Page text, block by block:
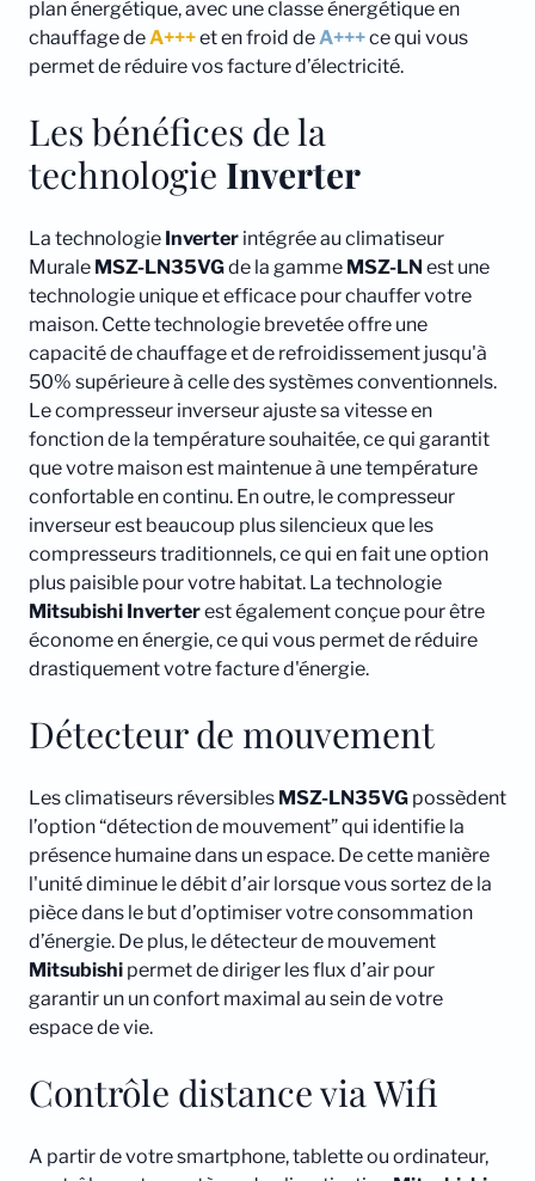
plan énergétique, avec une classe énergétique en
chauffage deA+++et en froid deA+++ce qui vous
permet de réduire vos facture d’électricité.
Les bénéfices de la
technologie Inverter
La technologie Inverter intégrée au climatiseur
Murale MSZ-LN35VGde la gamme MSZ-LN est une
technologie unique et efficace pour chauffer votre
maison. Cette technologie brevetée offre une
capacité de chauffage et de refroidissement jusqu'à
50% supérieure à celle des systèmes conventionnels.
Le compresseur inverseur ajuste sa vitesse en
fonction de la température souhaitée, ce qui garantit
que votre maison est maintenue à une température
confortable en continu. En outre, le compresseur
inverseur est beaucoup plus silencieux que les
compresseurs traditionnels, ce qui en fait une option
plus paisible pour votre habitat. La technologie
Mitsubishi Inverterest également conçue pour être
économe en énergie, ce qui vous permet de réduire
drastiquement votre facture d'énergie.
Détecteur de mouvement
Les climatiseurs réversibles MSZ-LN35VG possèdent
l’option “détection de mouvement” qui identifie la
présence humaine dans un espace. De cette manière
l'unité diminue le débit d’air lorsque vous sortez de la
pièce dans le but d’optimiser votre consommation
d’énergie. De plus, le détecteur de mouvement
Mitsubishi permet de diriger les flux d’air pour
garantir un un confort maximal au sein de votre
espace de vie.
Contrôle distance via Wifi
A partir de votre smartphone, tablette ou ordinateur,